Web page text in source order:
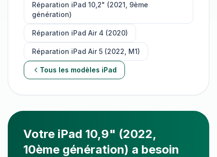
Réparation iPad 10,2" (2021, 9ème
génération)
Réparation iPad Air 4 (2020)
Réparation iPad Air 5 (2022, M1)
Tous les modèles iPad
Votre iPad 10,9" (2022,
10ème génération) a besoin